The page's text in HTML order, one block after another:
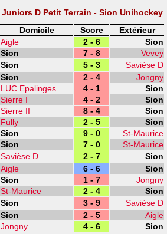
Juniors D Petit Terrain - Sion Unihockey
Domicile Score
Extérieur
Aigle 2 - 6
Sion
Sion 7 - 8
Vevey
Sion 5 - 3
Savièse D
Sion 2 - 4
Jongny
LUC Epalinges 4 - 1
Sion
Sierre I 4 - 2
Sion
Sierre II 8 - 4
Sion
Fully 2 - 5
Sion
Sion 9 - 0
St-Maurice
Sion 7 - 0
St-Maurice
Savièse D 2 - 7
Sion
Aigle 6 - 6
Sion
Sion 1 - 7
Jongny
St-Maurice 2 - 4
Sion
Sion 3 - 9
Savièse D
Sion 2 - 5
Aigle
Jongny 4 - 6
Sion